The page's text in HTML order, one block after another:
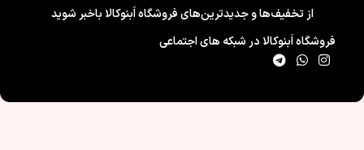
از تخفیف‌ها و جدیدترین‌های فروشگاه اَبنوکالا باخبر شوید
فروشگاه اَبنوکالا در شبکه های اجتماعی